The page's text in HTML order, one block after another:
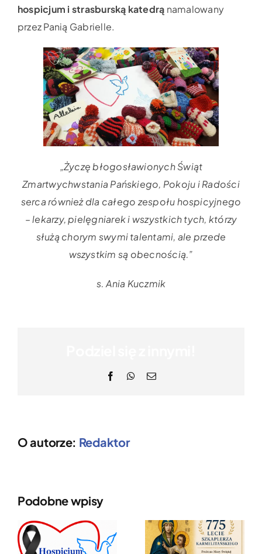
hospicjum i strasburską katedrą namalowany
przez Panią Gabrielle.
„Życzę błogosławionych Świąt
Zmartwychwstania Pańskiego, Pokoju i Radości
serca również dla całego zespołu hospicyjnego
– lekarzy, pielęgniarek i wszystkich tych, którzy
służą chorym swymi talentami, ale przede
wszystkim są obecnością.”
s. Ania Kuczmik
FacebookWhatsApp
Email
O autorze: Redaktor
Podobne wpisy